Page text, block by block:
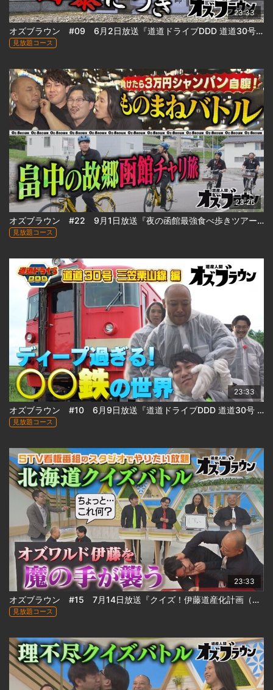
23:33
オズブラウン #09 6月2日放送『道道ドライブDDD 道道30号 三笠栗山線の旅（前編）』
見放題コース
23:26
オズブラウン #22 9月1日放送『夜の函館最強食べ歩きツアー(後編)＆産地巡礼！オズワルド・畠中のルーツ 函館探訪 vol.1』
見放題コース
23:33
オズブラウン #10 6月9日放送『道道ドライブDDD 道道30号 三笠栗山線の旅（後編）』
見放題コース
23:33
オズブラウン #15 7月14日放送『クイズ！伊藤道産化計画（前編）』
見放題コース